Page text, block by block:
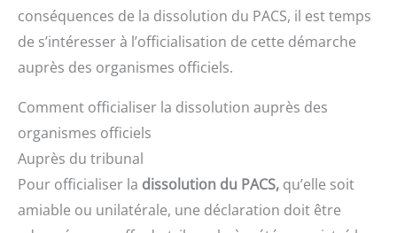
conséquences de la dissolution du PACS, il est temps
de s’intéresser à l’officialisation de cette démarche
auprès des organismes officiels.
Comment officialiser la dissolution auprès des
organismes officiels
Auprès du tribunal
Pour officialiser la dissolution du PACS, qu’elle soit
amiable ou unilatérale, une déclaration doit être